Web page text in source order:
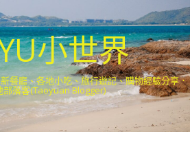
小世界
餐廳、各地小吃、旅行遊記、購物經驗分享．
部落客(Taoyuan Blogger)